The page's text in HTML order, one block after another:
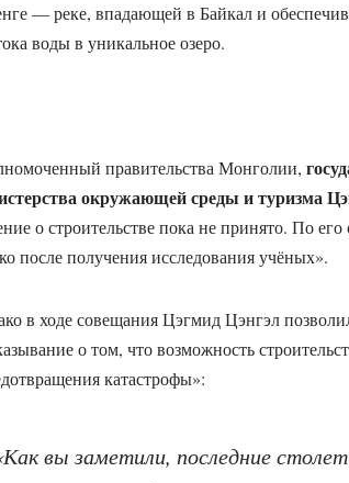
— реке, впадающей в Байкал и
воды в уникальное озеро.
правительства Монголии,
окружающей среды и туризма
о строительстве пока не принято. По
после получения исследования учёных».
в ходе совещания Цэгмид Цэнгэл
о том, что возможность
катастрофы»:
вы заметили, последние